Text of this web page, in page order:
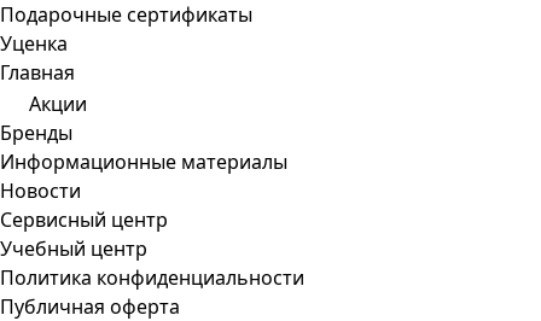
Подарочные сертификаты
Уценка
Главная
Акции
Бренды
Информационные материалы
Новости
Сервисный центр
Учебный центр
Политика конфиденциальности
Публичная оферта